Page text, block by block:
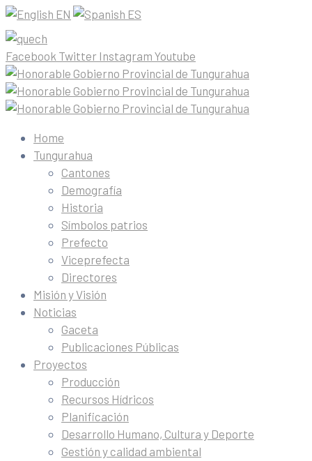
EN ES
Facebook Twitter Instagram Youtube
Home
Tungurahua
Cantones
Demografía
Historia
Símbolos patrios
Prefecto
Viceprefecta
Directores
Misión y Visión
Noticias
Gaceta
Publicaciones Públicas
Proyectos
Producción
Recursos Hídricos
Planificación
Desarrollo Humano, Cultura y Deporte
Gestión y calidad ambiental